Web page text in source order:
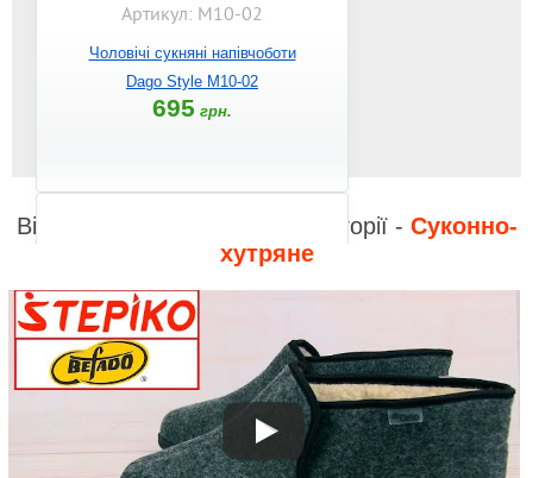
Артикул: M10-02
Чоловічі сукняні напівчоботи
Dago Style M10-02
695 грн.
Артикул: 730M045
Чоловічі суконно-хутряні
Відео до інших товарів з категорії - Суконно-
хутряне